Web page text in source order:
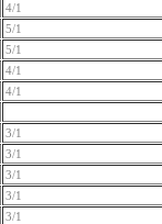
4/1
5/1
5/1
4/1
4/1
3/1
3/1
3/1
3/1
3/1